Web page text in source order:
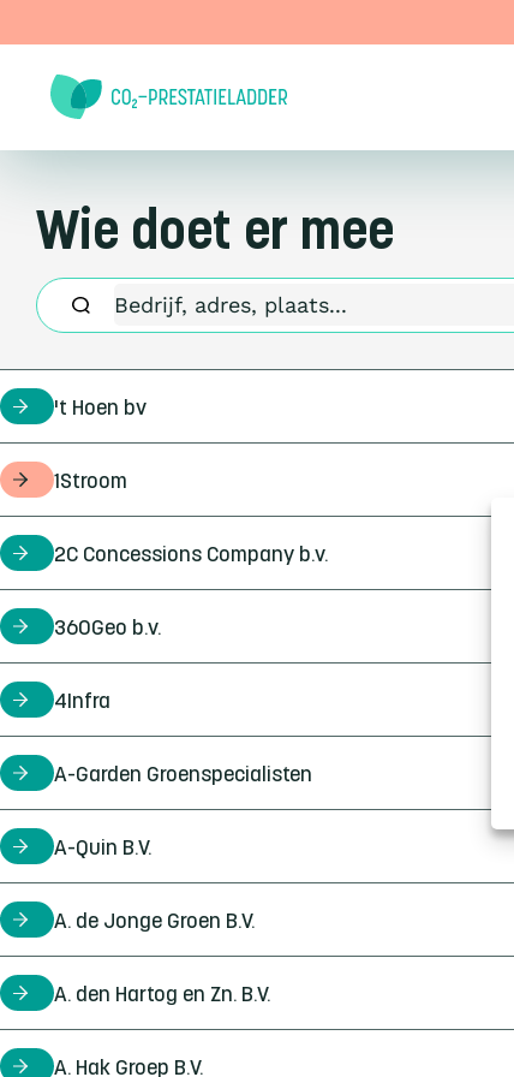
Wie doet er mee
certificaathouder
't Hoen bv
opdrachtgever
1Stroom
certificaathouder
2C Concessions Company b.v.
certificaathouder
360Geo b.v.
certificaathouder
4Infra
certificaathouder
A-Garden Groenspecialisten
certificaathouder
A-Quin B.V.
certificaathouder
A. de Jonge Groen B.V.
certificaathouder
A. den Hartog en Zn. B.V.
certificaathouder
A. Hak Groep B.V.